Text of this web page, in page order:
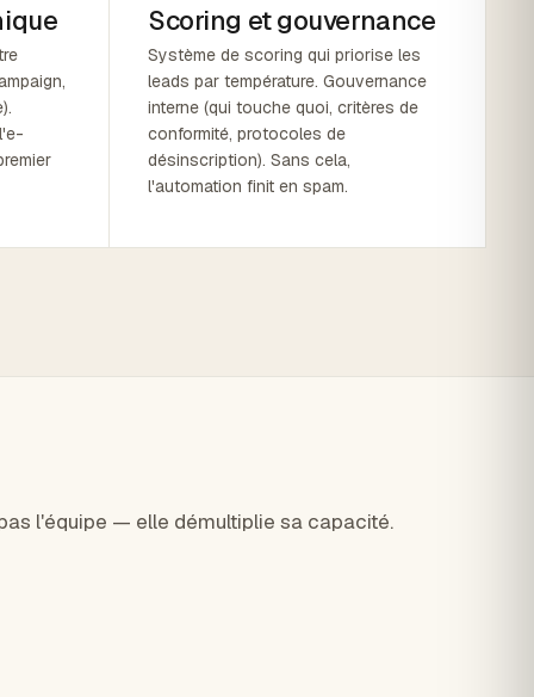
Scoring et gouvernance
Système de scoring qui priorise les
leads par température. Gouvernance
interne (qui touche quoi, critères de
conformité, protocoles de
désinscription). Sans cela,
l'automation finit en spam.
l'équipe — elle démultiplie sa capacité.